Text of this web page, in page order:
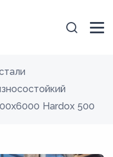
Hardox 500